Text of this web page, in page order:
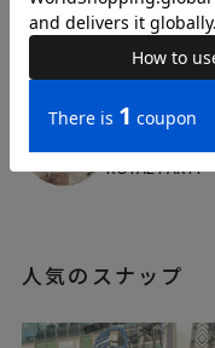
yuu
ROYAL PARTY
人気のスナップ